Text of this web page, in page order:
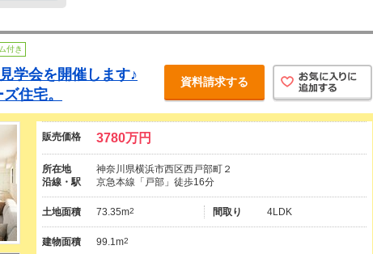
付き
学会を開催します♪
住宅。
資料請求する
販売価格 3780万円
所在地
神奈川県横浜市西区西戸部町２
沿線・駅
京急本線「戸部」徒歩16分
土地面積 73.35m2 間取り 4LDK
建物面積 99.1m2